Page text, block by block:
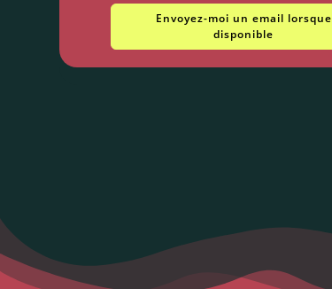
Envoyez-moi un email lorsque
disponible